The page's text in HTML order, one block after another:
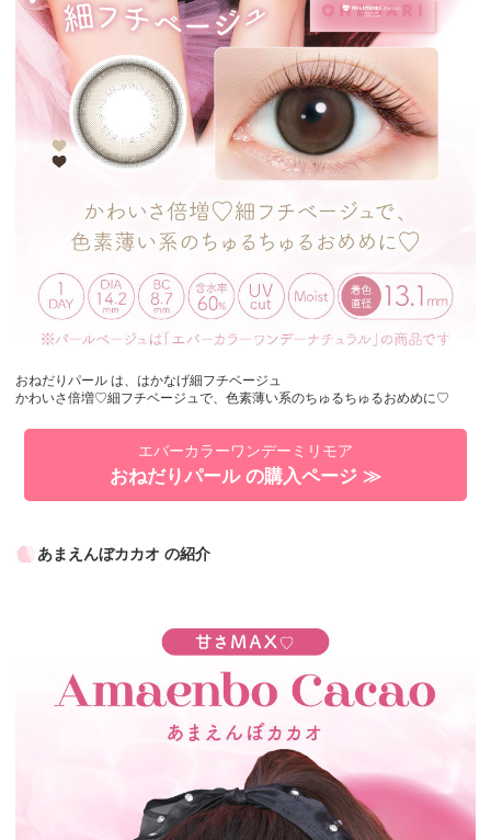
おねだりパール は、はかなげ細フチベージュ
かわいさ倍増♡細フチベージュで、色素薄い系のちゅるちゅるおめめに♡
エバーカラーワンデーミリモア
おねだりパール の購入ページ ≫
あまえんぼカカオ の紹介